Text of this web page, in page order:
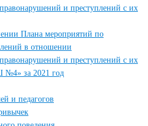
и преступлений с их
Плана мероприятий по
в отношении
и преступлений с их
за 2021 год
и педагогов